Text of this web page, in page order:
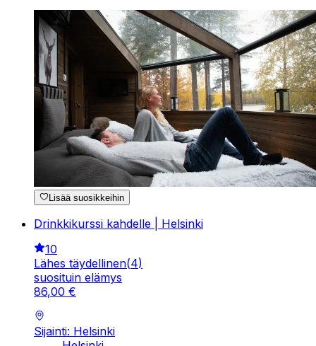
Lisää suosikkeihin
Drinkkikurssi kahdelle | Helsinki
10
Lähes täydellinen(4)
suosituin elämys
86,00 €
Sijainti: Helsinki